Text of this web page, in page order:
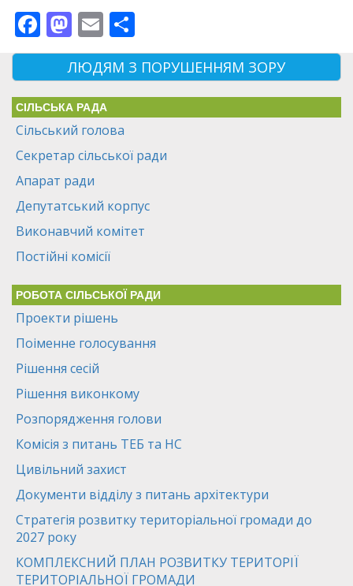
Facebook
Mastodon
Email
ЛЮДЯМ З ПОРУШЕННЯМ ЗОРУ
СІЛЬСЬКА РАДА
Сільський голова
Секретар сільської ради
Апарат ради
Депутатський корпус
Виконавчий комітет
Постійні комісії
РОБОТА СІЛЬСЬКОЇ РАДИ
Проекти рішень
Поіменне голосування
Рішення сесій
Рішення виконкому
Розпорядження голови
Комісія з питань ТЕБ та НС
Цивільний захист
Документи відділу з питань архітектури
Стратегія розвитку територіальної громади до
2027 року
КОМПЛЕКСНИЙ ПЛАН РОЗВИТКУ ТЕРИТОРІЇ
ТЕРИТОРІАЛЬНОЇ ГРОМАДИ